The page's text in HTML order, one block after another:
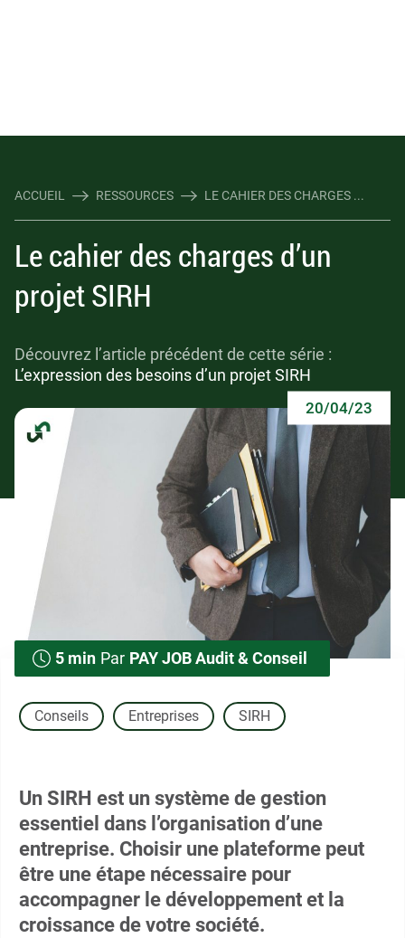
ACCUEIL RESSOURCES LE CAHIER DES CHARGES ...
Le cahier des charges d’un
projet SIRH
Découvrez l’article précédent de cette série :
L’expression des besoins d’un projet SIRH
20/04/23
5 min Par PAY JOB Audit & Conseil
Conseils Entreprises SIRH
Un SIRH est un système de gestion
essentiel dans l’organisation d’une
entreprise. Choisir une plateforme peut
être une étape nécessaire pour
accompagner le développement et la
croissance de votre société.